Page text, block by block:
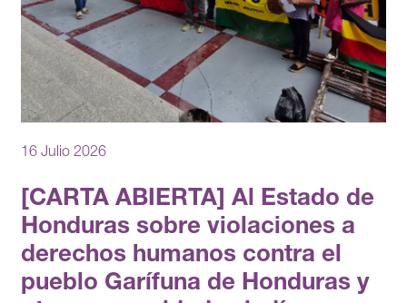
16 Julio 2026
[CARTA ABIERTA] Al Estado de
Honduras sobre violaciones a
derechos humanos contra el
pueblo Garífuna de Honduras y